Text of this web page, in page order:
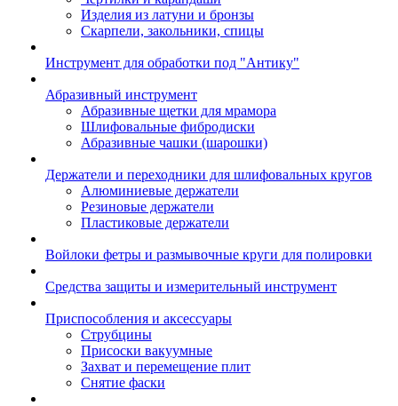
Изделия из латуни и бронзы
Скарпели, закольники, спицы
Инструмент для обработки под "Антику"
Абразивный инструмент
Абразивные щетки для мрамора
Шлифовальные фибродиски
Абразивные чашки (шарошки)
Держатели и переходники для шлифовальных кругов
Алюминиевые держатели
Резиновые держатели
Пластиковые держатели
Войлоки фетры и размывочные круги для полировки
Средства защиты и измерительный инструмент
Приспособления и аксессуары
Струбцины
Присоски вакуумные
Захват и перемещение плит
Снятие фаски